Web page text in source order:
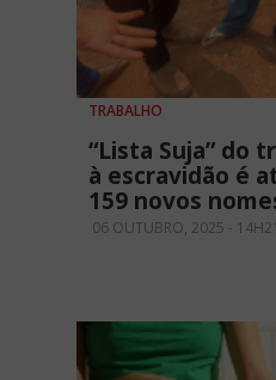
TRABALHO
“Lista Suja” do
à escravidão é
159 novos
06 OUTUBRO, 2025 - 14H21